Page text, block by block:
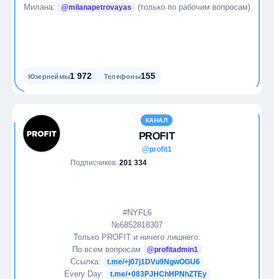
Милана: @milanapetrovayas (только по рабочим вопросам)
Юзернеймы1 972 Телефоны155
КАНАЛ
PROFIT
@profit1
Подписчиков: 201 334
#NYFL6
№6852818307
Только PROFIT и ничего лишнего.
По всем вопросам
@profitadmin1
Ссылка: t.me/+j07j1DVu9NgwOGU6
Every Day: t.me/+083PJHChHPNhZTEy